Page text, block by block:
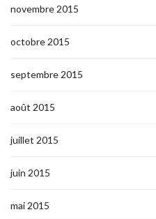
novembre 2015
octobre 2015
septembre 2015
août 2015
juillet 2015
juin 2015
mai 2015